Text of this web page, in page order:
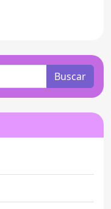
Buscar